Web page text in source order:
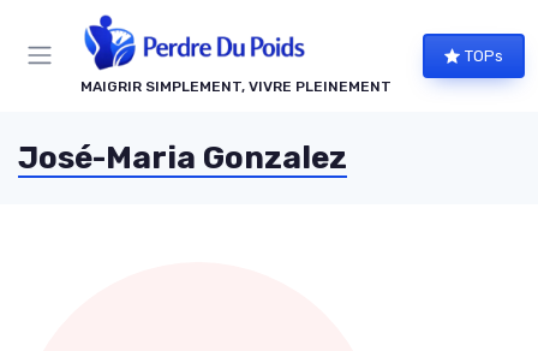
MAIGRIR SIMPLEMENT, VIVRE PLEINEMENT
TOPs
José-Maria Gonzalez
Panneau de gestion des cookies